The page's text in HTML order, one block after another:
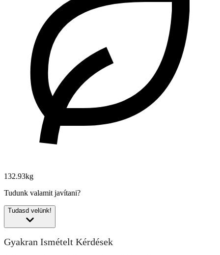
132.93kg
Tudunk valamit javítani?
Tudasd velünk!
Gyakran Ismételt Kérdések